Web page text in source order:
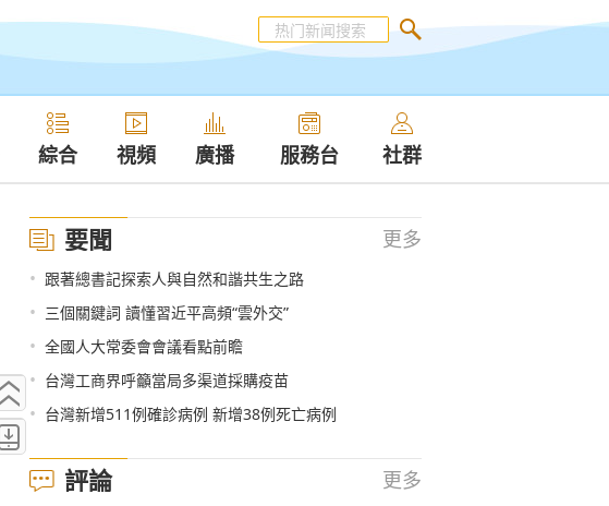
綜合 視頻 廣播 服務台 社群
要聞 更多
• 跟著總書記探索人與自然和諧共生之路
• 三個關鍵詞 讀懂習近平高頻“雲外交”
• 全國人大常委會會議看點前瞻
• 台灣工商界呼籲當局多渠道採購疫苗
• 台灣新增511例確診病例 新增38例死亡病例
評論 更多